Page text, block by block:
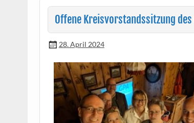
Offene Kreisvorstandssitzung des
28. April 2024